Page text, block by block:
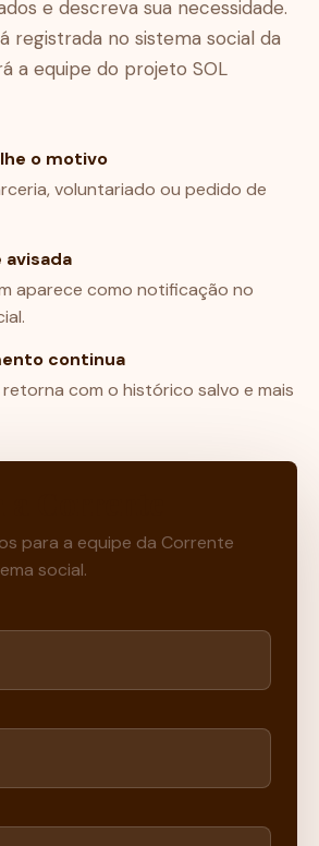
e descreva sua necessidade.
registrada no sistema social da
a equipe do projeto SOL
o motivo
voluntariado ou pedido de
avisada
aparece como notificação no
continua
com o histórico salvo e mais
para a equipe da Corrente
social.